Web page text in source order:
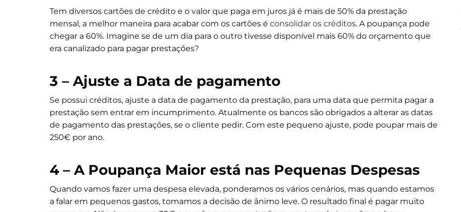
Tem diversos cartões de crédito e o valor que paga em juros já é mais de 50% da prestação
mensal, a melhor maneira para acabar com os cartões é consolidar os créditos. A poupança pode
chegar a 60%. Imagine se de um dia para o outro tivesse disponível mais 60% do orçamento que
era canalizado para pagar prestações?
3 – Ajuste a Data de pagamento
Se possui créditos, ajuste a data de pagamento da prestação, para uma data que permita pagar a
prestação sem entrar em incumprimento. Atualmente os bancos são obrigados a alterar as datas
de pagamento das prestações, se o cliente pedir. Com este pequeno ajuste, pode poupar mais de
250€ por ano.
4 – A Poupança Maior está nas Pequenas Despesas
Quando vamos fazer uma despesa elevada, ponderamos os vários cenários, mas quando estamos
a falar em pequenos gastos, tomamos a decisão de ânimo leve. O resultado final é pagar muito